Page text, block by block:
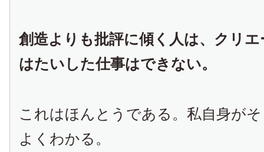
創造よりも批評に傾く人は、クリ
はたいした仕事はできない。
これはほんとうである。私自身が
よくわかる。